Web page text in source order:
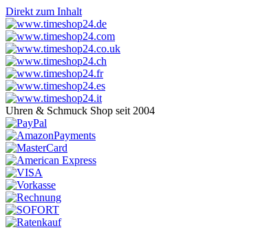
Direkt zum Inhalt
Uhren & Schmuck Shop seit 2004